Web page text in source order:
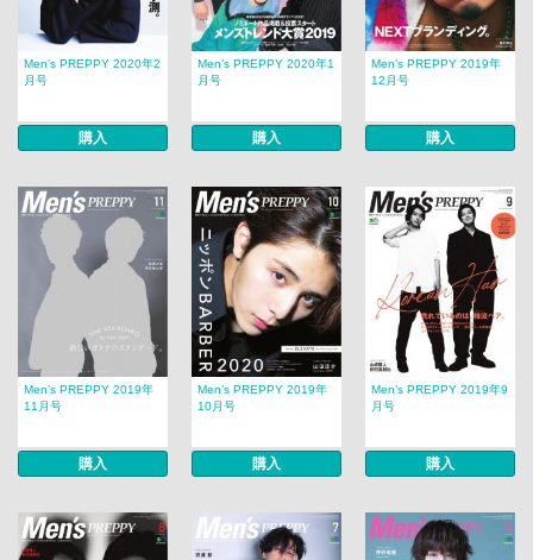
Men’s PREPPY 2020年2
月号
購入
Men’s PREPPY 2020年1
月号
購入
Men’s PREPPY 2019年
12月号
購入
Men’s PREPPY 2019年
11月号
購入
Men’s PREPPY 2019年
10月号
購入
Men’s PREPPY 2019年9
月号
購入